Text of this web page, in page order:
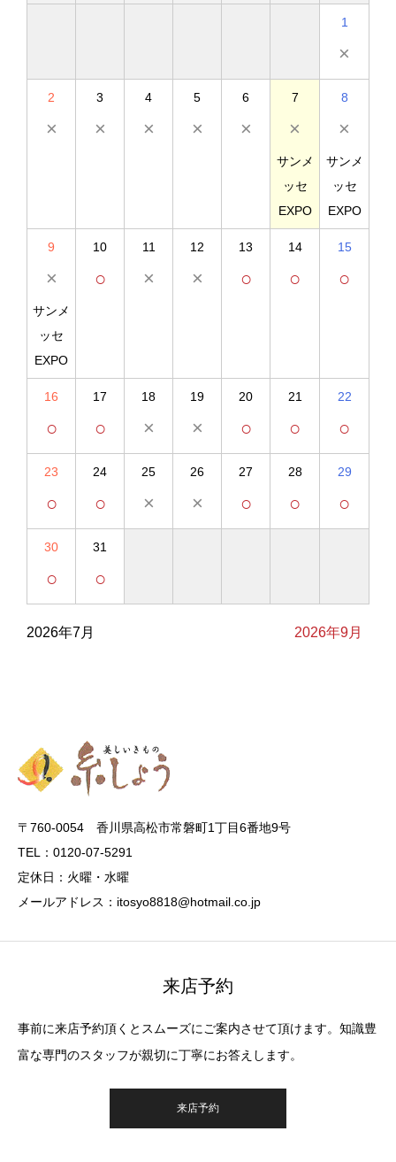
1
×
2
×
3
×
4
×
5
×
6
×
7
×
サンメ
ッセ
EXPO
8
×
サンメ
ッセ
EXPO
9
×
サンメ
ッセ
EXPO
10
○
11
×
12
×
13
○
14
○
15
○
16
○
17
○
18
×
19
×
20
○
21
○
22
○
23
○
24
○
25
×
26
×
27
○
28
○
29
○
30
○
31
○
2026年7月 2026年9月
〒760-0054 香川県高松市常磐町1丁目6番地9号
TEL：0120-07-5291
定休日：火曜・水曜
メールアドレス：itosyo8818@hotmail.co.jp
来店予約
事前に来店予約頂くとスムーズにご案内させて頂けます。知識豊
富な専門のスタッフが親切に丁寧にお答えします。
来店予約